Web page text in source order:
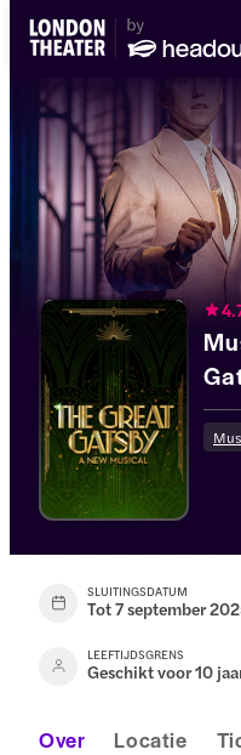
SLUITINGSDATUM
Tot 7 september
LEEFTIJDSGRENS
Geschikt voor 10
Over Locatie